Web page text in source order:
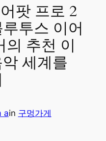
팟 프로 2
투스 이어
의 추천 이
세계를
ain 구멍가게